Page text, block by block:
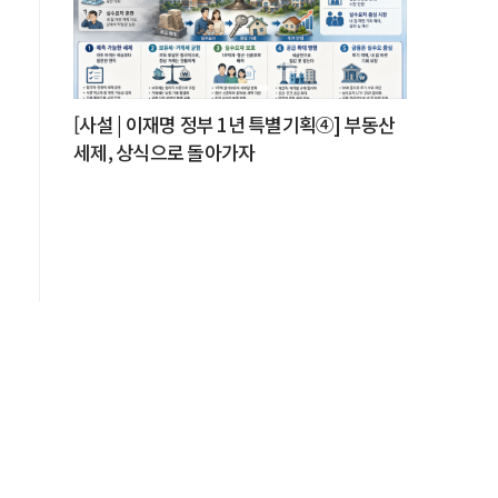
[사설 | 이재명 정부 1년 특별기획④] 부동산
세제, 상식으로 돌아가자